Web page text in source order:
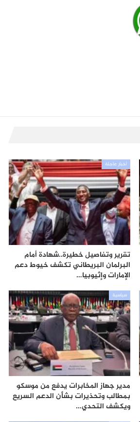
أخبار عاجلة
تقرير وتفاصيل خطيرة..شهادة أمام
البرلمان البريطاني تكشف خيوط دعم
الإمارات وإثيوبيا…
سياسية
مدير جهاز المخابرات يدفع من موسكو
بمطالب وتحذيرات بشأن الدعم السريع
ويكشف التحدي…